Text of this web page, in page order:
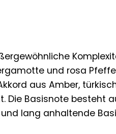
und rosa
aus Amber,
Die Basisnote besteht
lang anhaltende